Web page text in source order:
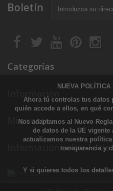
Boletín
Categorías
Información
Mi cuenta
Información sobre la
NUEVA
Ahora tú controlas tus datos
quién accede a ellos, en qué
Nos adaptamos al Nuevo
de datos de la UE
actualizamos nuestra
transparencia y
Y si quieres todos los